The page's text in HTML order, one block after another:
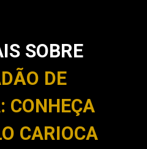
SOBRE
DE
CONHEÇA
CARIOCA